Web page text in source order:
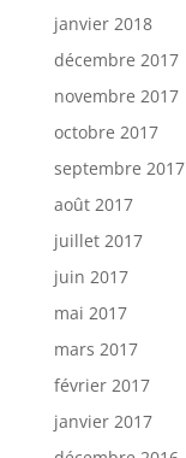
janvier 2018
décembre 2017
novembre 2017
octobre 2017
septembre 2017
août 2017
juillet 2017
juin 2017
mai 2017
mars 2017
février 2017
janvier 2017